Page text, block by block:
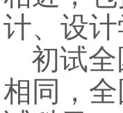
计、设计
初试
相同，